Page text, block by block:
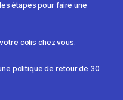
étapes pour faire une
colis chez vous.
politique de retour de 30